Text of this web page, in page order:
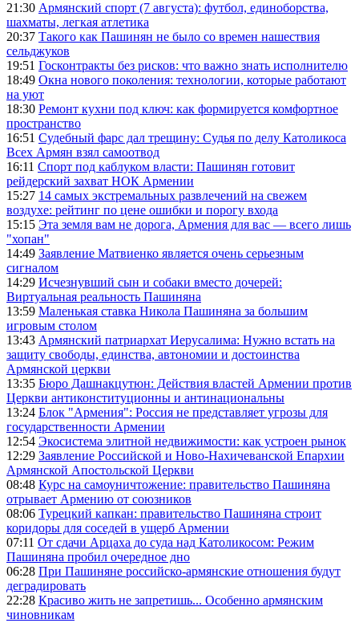
21:30 Армянский спорт (7 августа): футбол, единоборства,
шахматы, легкая атлетика
20:37 Такого как Пашинян не было со времен нашествия
сельджуков
19:51 Госконтракты без рисков: что важно знать исполнителю
18:49 Окна нового поколения: технологии, которые работают
на уют
18:30 Ремонт кухни под ключ: как формируется комфортное
пространство
16:51 Судебный фарс дал трещину: Судья по делу Католикоса
Всех Армян взял самоотвод
16:11 Спорт под каблуком власти: Пашинян готовит
рейдерский захват НОК Армении
15:27 14 самых экстремальных развлечений на свежем
воздухе: рейтинг по цене ошибки и порогу входа
15:15 Эта земля вам не дорога, Армения для вас — всего лишь
"хопан"
14:49 Заявление Матвиенко является очень серьезным
сигналом
14:29 Исчезнувший сын и собаки вместо дочерей:
Виртуальная реальность Пашиняна
13:59 Маленькая ставка Никола Пашиняна за большим
игровым столом
13:43 Армянский патриархат Иерусалима: Нужно встать на
защиту свободы, единства, автономии и достоинства
Армянской церкви
13:35 Бюро Дашнакцутюн: Действия властей Армении против
Церкви антиконституционны и антинациональны
13:24 Блок "Армения": Россия не представляет угрозы для
государственности Армении
12:54 Экосистема элитной недвижимости: как устроен рынок
12:29 Заявление Российской и Ново-Нахичеванской Епархии
Армянской Апостольской Церкви
08:48 Курс на самоуничтожение: правительство Пашиняна
отрывает Армению от союзников
08:06 Турецкий капкан: правительство Пашиняна строит
коридоры для соседей в ущерб Армении
07:11 От сдачи Арцаха до суда над Католикосом: Режим
Пашиняна пробил очередное дно
06:28 При Пашиняне российско-армянские отношения будут
деградировать
22:28 Красиво жить не запретишь... Особенно армянским
чиновникам